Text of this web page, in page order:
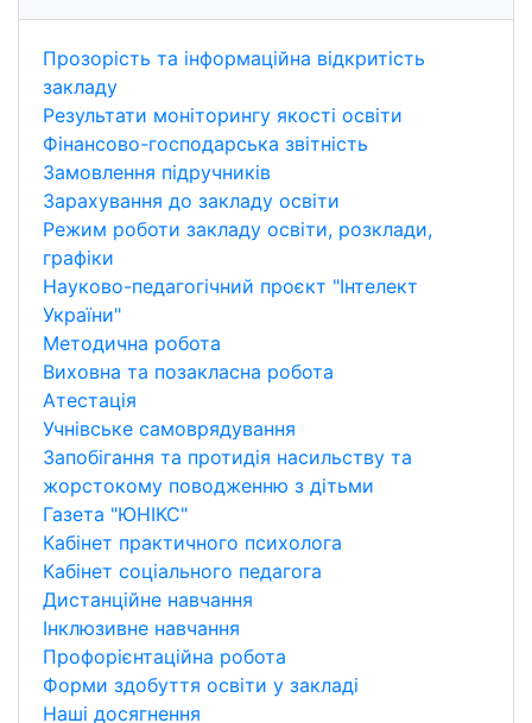
Прозорість та інформаційна відкритість
закладу
Результати моніторингу якості освіти
Фінансово-господарська звітність
Замовлення підручників
Зарахування до закладу освіти
Режим роботи закладу освіти, розклади,
графіки
Науково-педагогічний проєкт "Інтелект
України"
Методична робота
Виховна та позакласна робота
Атестація
Учнівське самоврядування
Запобігання та протидія насильству та
жорстокому поводженню з дітьми
Газета "ЮНІКС"
Кабінет практичного психолога
Кабінет соціального педагога
Дистанційне навчання
Інклюзивне навчання
Профорієнтаційна робота
Форми здобуття освіти у закладі
Наші досягнення